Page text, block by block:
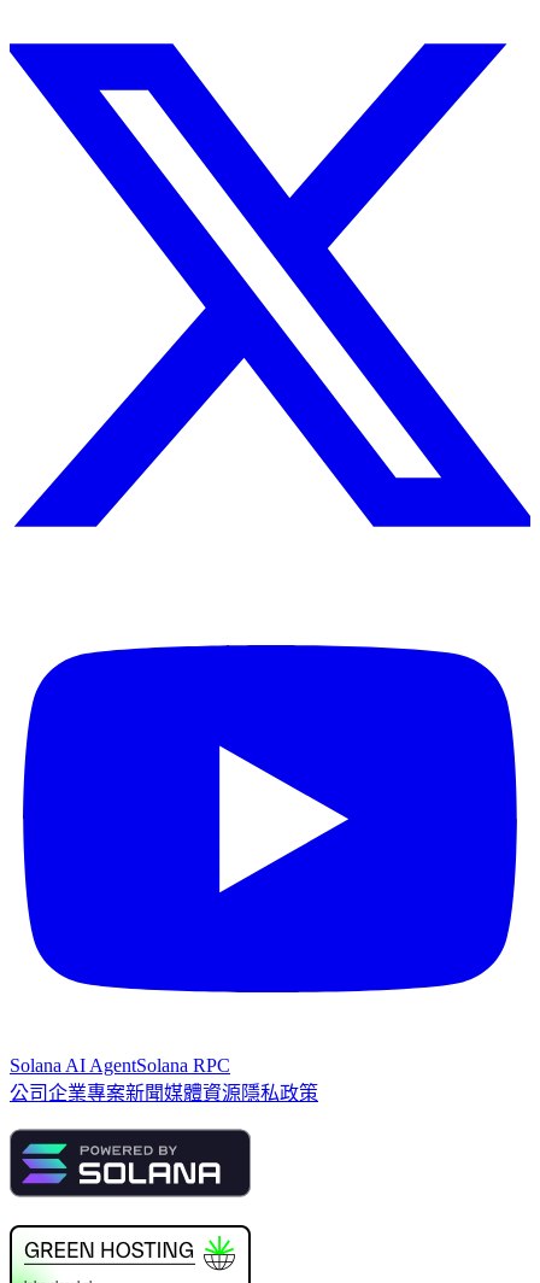
Solana AI AgentSolana RPC
公司企業專案新聞媒體資源隱私政策